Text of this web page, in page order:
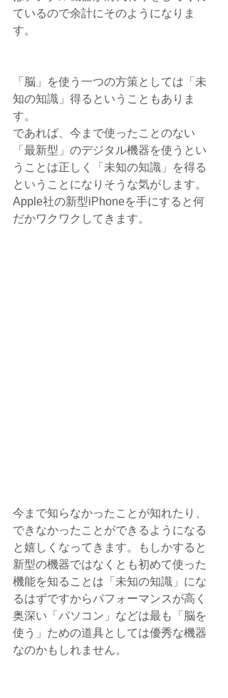
ているので余計にそのようになりま
す。
「脳」を使う一つの方策としては「未
知の知識」得るということもありま
す。
であれば、今まで使ったことのない
「最新型」のデジタル機器を使うとい
うことは正しく「未知の知識」を得る
ということになりそうな気がします。
Apple社の新型iPhoneを手にすると何
だかワクワクしてきます。
今まで知らなかったことが知れたり、
できなかったことができるようになる
と嬉しくなってきます。もしかすると
新型の機器ではなくとも初めて使った
機能を知ることは「未知の知識」にな
るはずですからパフォーマンスが高く
奥深い「パソコン」などは最も「脳を
使う」ための道具としては優秀な機器
なのかもしれません。